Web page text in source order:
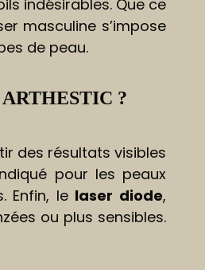
indésirables. Que ce
masculine s’impose
de peau.
?
des résultats visibles
pour les peaux
Enfin, le laser diode,
ou plus sensibles.